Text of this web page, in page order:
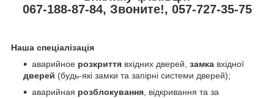
067-188-87-84, Звоните!, 057-727-35-75
Наша спеціалізація
аварийное розкриття вхідних дверей, замка вхідної
дверей (будь-які замки та запірні системи дверей);
аварийная розблокування , відкривання та за